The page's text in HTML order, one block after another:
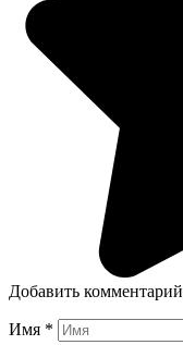
Добавить комментарий
Имя *